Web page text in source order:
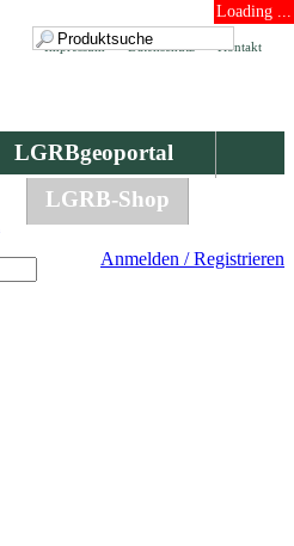
Loading ...
Kontakt
Datenschutz
Impressum
LGRBgeoportal
LGRB-Shop
Anmelden / Registrieren